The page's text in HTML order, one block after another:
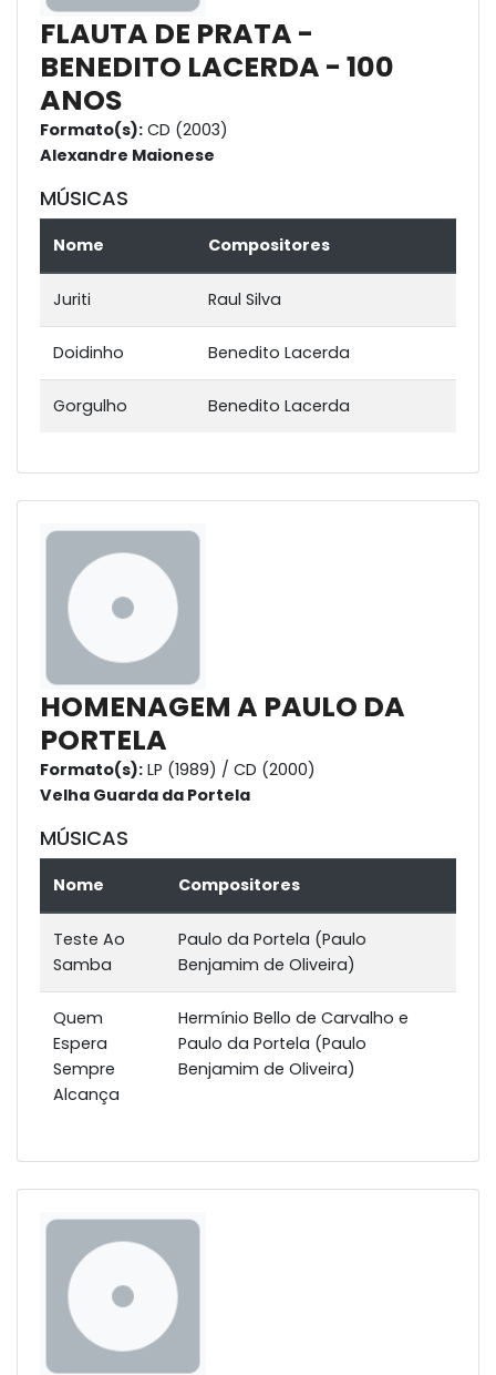
FLAUTA DE PRATA -
BENEDITO LACERDA - 100
ANOS
Formato(s): CD (2003)
Alexandre Maionese
MÚSICAS
Nome Compositores
Juriti Raul Silva
Doidinho Benedito Lacerda
Gorgulho Benedito Lacerda
HOMENAGEM A PAULO DA
PORTELA
Formato(s): LP (1989) / CD (2000)
Velha Guarda da Portela
MÚSICAS
Nome Compositores
Teste Ao
Samba
Paulo da Portela (Paulo
Benjamim de Oliveira)
Quem
Espera
Sempre
Alcança
Hermínio Bello de Carvalho e
Paulo da Portela (Paulo
Benjamim de Oliveira)